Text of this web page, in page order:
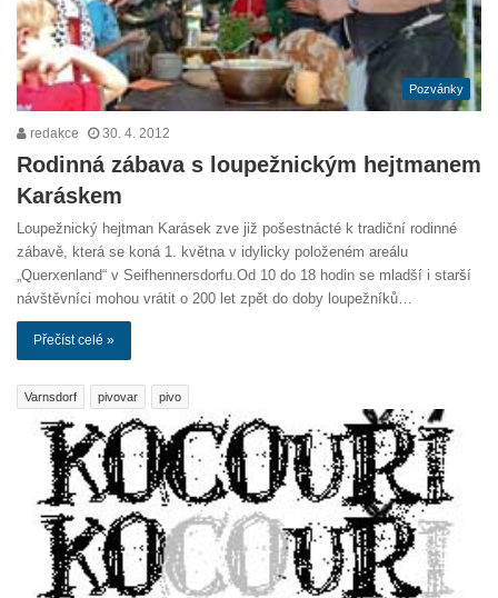
Pozvánky
redakce 30. 4. 2012
Rodinná zábava s loupežnickým hejtmanem
Karáskem
Loupežnický hejtman Karásek zve již pošestnácté k tradiční rodinné
zábavě, která se koná 1. května v idylicky položeném areálu
„Querxenland“ v Seifhennersdorfu.Od 10 do 18 hodin se mladší i starší
návštěvníci mohou vrátit o 200 let zpět do doby loupežníků…
Přečíst celé »
Varnsdorf pivovar pivo